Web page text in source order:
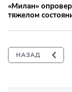
«Милан»
тяжелом